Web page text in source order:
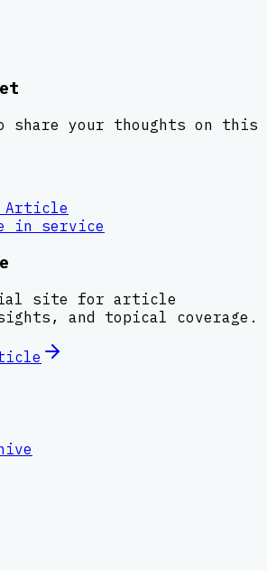
your thoughts on this
Article
in service
site for article
and topical coverage.